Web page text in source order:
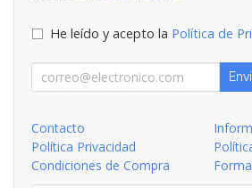
He leído y acepto la Política de
Contacto
Política Privacidad
Condiciones de Compra